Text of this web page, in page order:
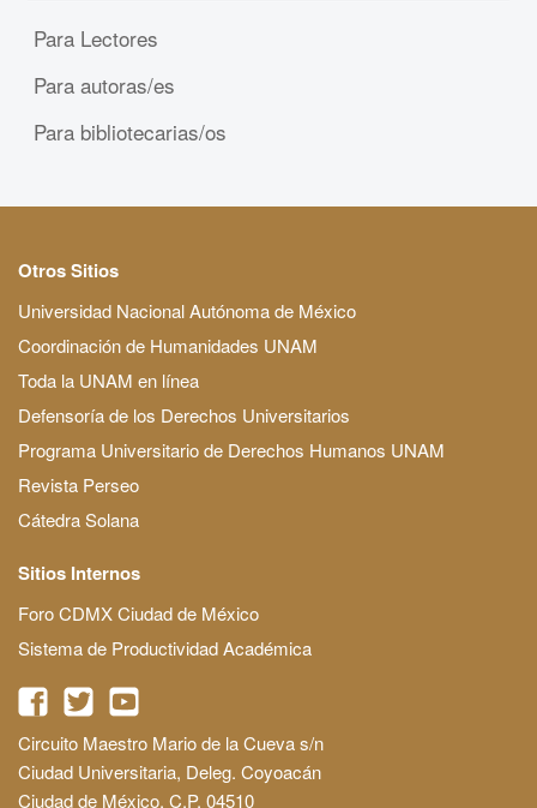
Para Lectores
Para autoras/es
Para bibliotecarias/os
Otros Sitios
Universidad Nacional Autónoma de México
Coordinación de Humanidades UNAM
Toda la UNAM en línea
Defensoría de los Derechos Universitarios
Programa Universitario de Derechos Humanos UNAM
Revista Perseo
Cátedra Solana
Sitios Internos
Foro CDMX Ciudad de México
Sistema de Productividad Académica
Circuito Maestro Mario de la Cueva s/n
Ciudad Universitaria, Deleg. Coyoacán
Ciudad de México, C.P. 04510